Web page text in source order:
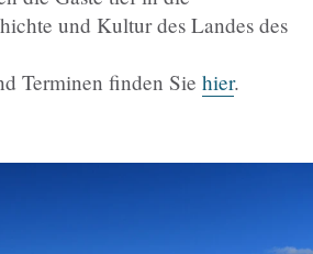
und Kultur des Landes des
Terminen finden Sie hier.